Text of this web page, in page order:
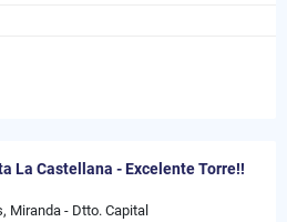
La Castellana - Excelente Torre!!
Miranda - Dtto. Capital